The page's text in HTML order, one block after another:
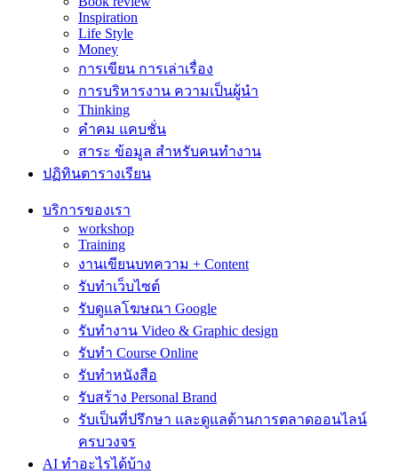
Inspiration
Life Style
Money
การเขียน การเล่าเรื่อง
การบริหารงาน ความเป็นผู้นำ
Thinking
คำคม แคบชั่น
สาระ ข้อมูล สำหรับคนทำงาน
ปฏิทินตารางเรียน
บริการของเรา
workshop
Training
งานเขียนบทความ + Content
รับทำเว็บไซต์
รับดูแลโฆษณา Google
รับทำงาน Video & Graphic design
รับทำ Course Online
รับทำหนังสือ
รับสร้าง Personal Brand
รับเป็นที่ปรึกษา และดูแลด้านการตลาดออนไลน์
ครบวงจร
AI ทำอะไรได้บ้าง